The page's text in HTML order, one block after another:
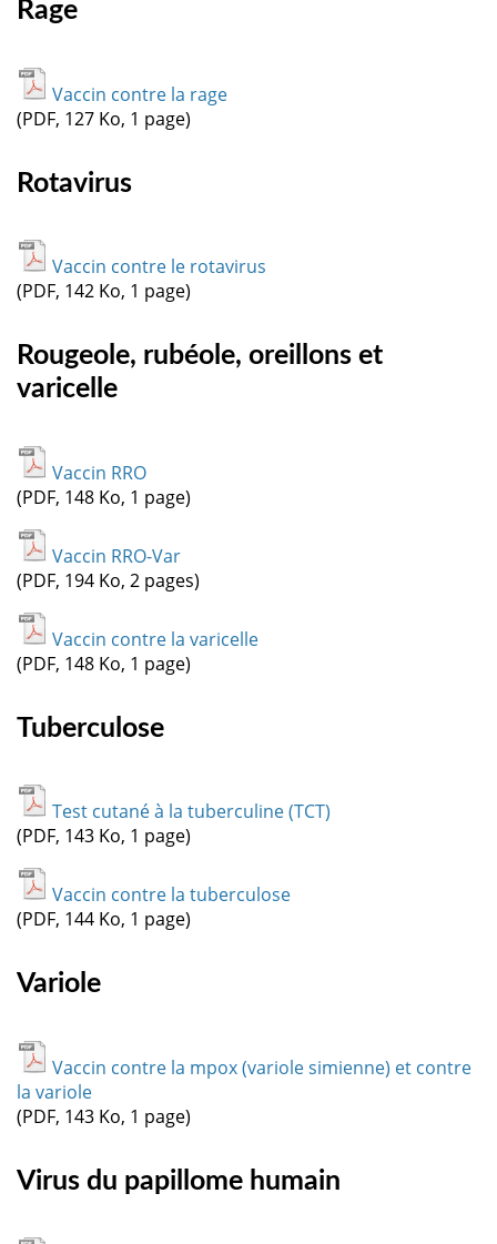
Rage
Vaccin contre la rage
(PDF, 127 Ko, 1 page)
Rotavirus
Vaccin contre le rotavirus
(PDF, 142 Ko, 1 page)
Rougeole, rubéole, oreillons et
varicelle
Vaccin RRO
(PDF, 148 Ko, 1 page)
Vaccin RRO-Var
(PDF, 194 Ko, 2 pages)
Vaccin contre la varicelle
(PDF, 148 Ko, 1 page)
Tuberculose
Test cutané à la tuberculine (TCT)
(PDF, 143 Ko, 1 page)
Vaccin contre la tuberculose
(PDF, 144 Ko, 1 page)
Variole
Vaccin contre la mpox (variole simienne) et contre
la variole
(PDF, 143 Ko, 1 page)
Virus du papillome humain